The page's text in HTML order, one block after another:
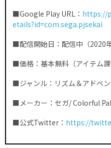
■Google Play URL： https://
etails?id=com.sega.pjsekai
■配信開始日：配信中（2020
■価格：基本無料（アイテム課
■ジャンル：リズム＆アドベ
■メーカー：セガ/ Colorful
■公式Twitter： https://